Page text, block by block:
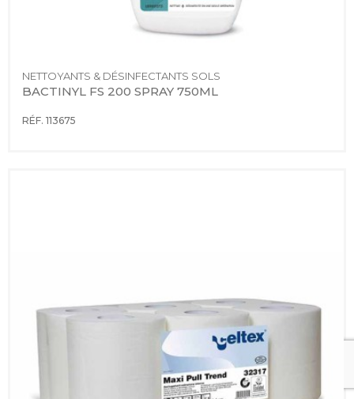
NETTOYANTS & DÉSINFECTANTS SOLS
BACTINYL FS 200 SPRAY 750ML
RÉF. 113675